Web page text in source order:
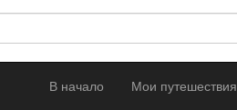
В начало Мои путешествия